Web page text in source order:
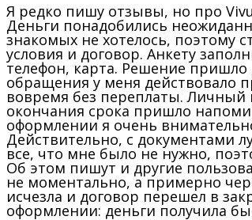
Я редко пишу отзывы, но про
Деньги понадобились
знакомых не хотелось, поэтому
условия и договор. Анкету
телефон, карта. Решение пришло
обращения у меня действовало
вовремя без переплаты. Личный
окончания срока пришло
оформлении я очень
Действительно, с документами
все, что мне было не нужно,
Об этом пишут и другие
не моментально, а примерно
исчезла и договор перешел в
оформлении: деньги получила